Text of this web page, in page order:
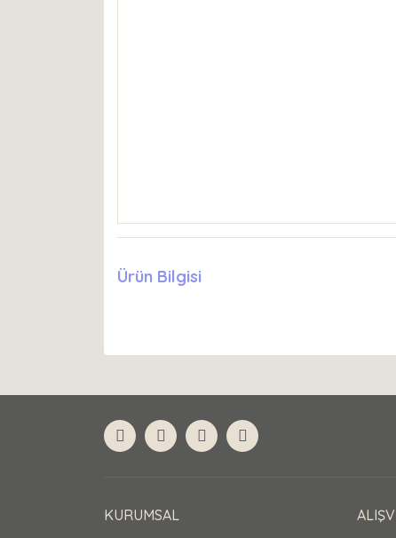
Ürün Bilgisi
KURUMSAL